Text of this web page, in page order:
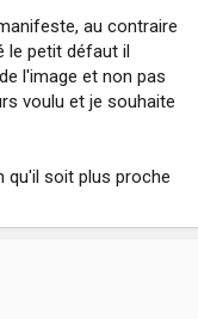
au contraire
le petit défaut il
l'image et non pas
voulu et je souhaite
qu'il soit plus proche